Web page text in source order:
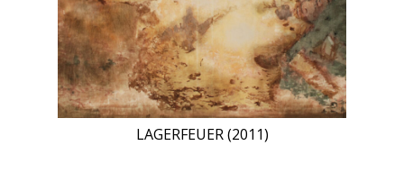
LAGERFEUER (2011)